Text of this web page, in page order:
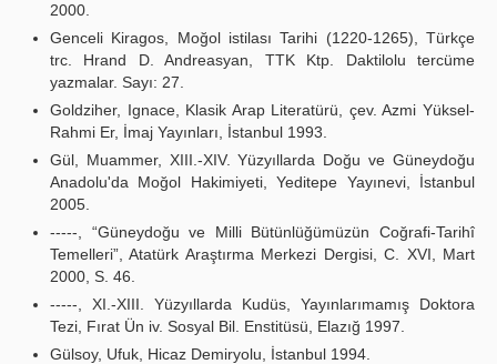
2000.
Genceli Kiragos, Moğol istilası Tarihi (1220-1265), Türkçe
trc. Hrand D. Andreasyan, TTK Ktp. Daktilolu tercüme
yazmalar. Sayı: 27.
Goldziher, Ignace, Klasik Arap Literatürü, çev. Azmi Yüksel-
Rahmi Er, İmaj Yayınları, İstanbul 1993.
Gül, Muammer, XIII.-XIV. Yüzyıllarda Doğu ve Güneydoğu
Anadolu'da Moğol Hakimiyeti, Yeditepe Yayınevi, İstanbul
2005.
-----, “Güneydoğu ve Milli Bütünlüğümüzün Coğrafi-Tarihî
Temelleri”, Atatürk Araştırma Merkezi Dergisi, C. XVI, Mart
2000, S. 46.
-----, XI.-XIII. Yüzyıllarda Kudüs, Yayınlarımamış Doktora
Tezi, Fırat Ün iv. Sosyal Bil. Enstitüsü, Elazığ 1997.
Gülsoy, Ufuk, Hicaz Demiryolu, İstanbul 1994.